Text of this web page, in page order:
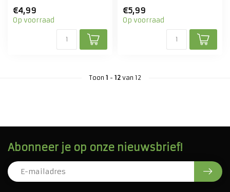
€4,99
Op voorraad
€5,99
Op voorraad
Toon 1 - 12van 12
Abonneer je op onze nieuwsbrief!